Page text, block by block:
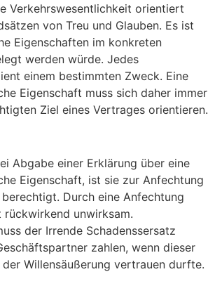
Verkehrswesentlichkeit orientiert
von Treu und Glauben. Es ist
Eigenschaften im konkreten
werden würde. Jedes
einem bestimmten Zweck. Eine
Eigenschaft muss sich daher immer
Ziel eines Vertrages orientieren.
Abgabe einer Erklärung über eine
Eigenschaft, ist sie zur Anfechtung
berechtigt. Durch eine Anfechtung
unwirksam.
der Irrende Schadenssersatz
zahlen, wenn dieser
Willensäußerung vertrauen durfte.